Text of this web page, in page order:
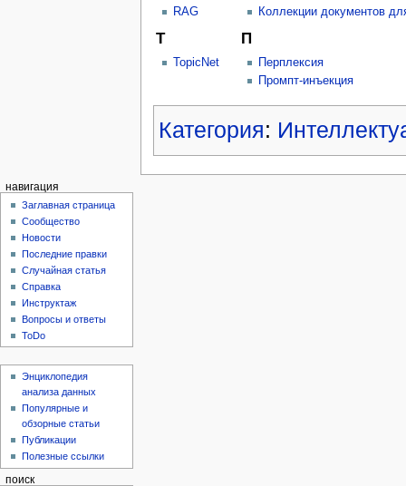
RAG
T
TopicNet
Коллекции документов
П
Перплексия
Промпт-инъекция
Категория:
навигация
Заглавная страница
Сообщество
Новости
Последние правки
Случайная статья
Справка
Инструктаж
Вопросы и ответы
ToDo
Энциклопедия
анализа данных
Популярные и
обзорные статьи
Публикации
Полезные ссылки
поиск